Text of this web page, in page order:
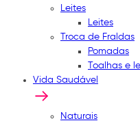
Leites
Leites
Troca de Fraldas
Pomadas
Toalhas e
Vida Saudável
Naturais